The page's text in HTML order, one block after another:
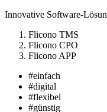
Innovative Software-
Flicono TMS
Flicono CPO
Flicono APP
#einfach
#digital
#flexibel
#günstig